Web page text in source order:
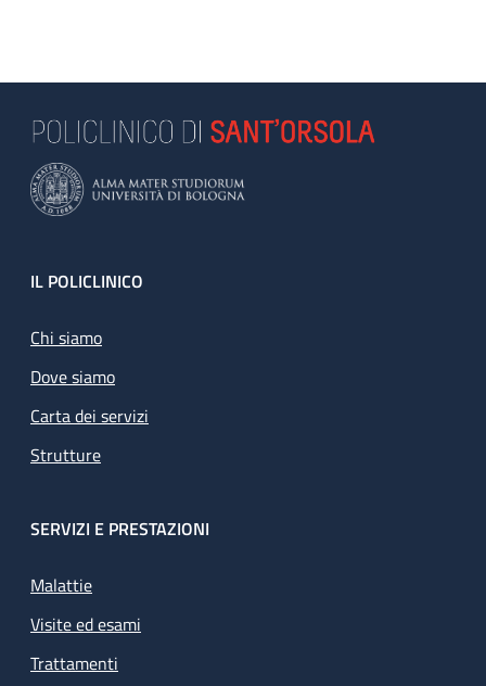
Footer
IL POLICLINICO
Chi siamo
Dove siamo
Carta dei servizi
Strutture
SERVIZI E PRESTAZIONI
Malattie
Visite ed esami
Trattamenti